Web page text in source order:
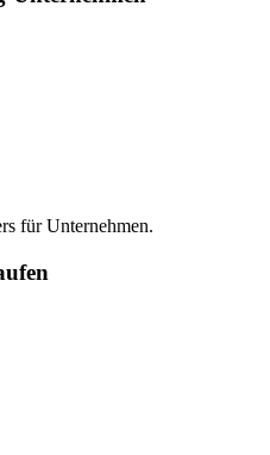
für Unternehmen.